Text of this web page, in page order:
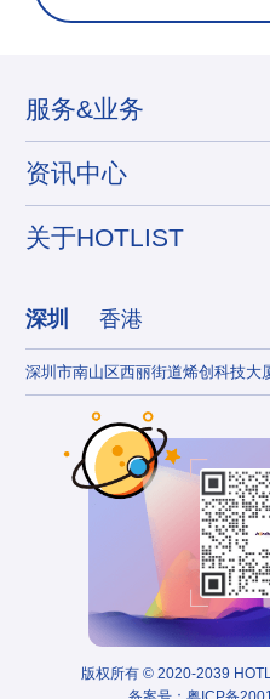
服务&业务
资讯中心
关于HOTLIST
深圳 香港
深圳市南山区西丽街道烯创科技大
版权所有 © 2020-2039
备案号： 粤ICP备